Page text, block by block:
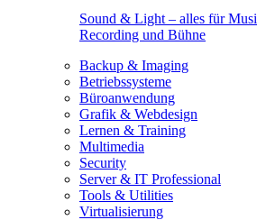
Sound & Light – alles für
Recording und Bühne
Backup & Imaging
Betriebssysteme
Büroanwendung
Grafik & Webdesign
Lernen & Training
Multimedia
Security
Server & IT Professional
Tools & Utilities
Virtualisierung